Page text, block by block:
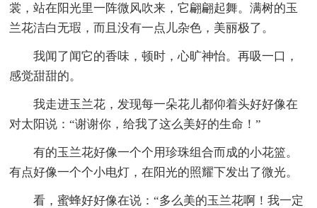
裳，站在阳光里一阵微风吹来，它翩翩起舞。满树的玉
兰花洁白无瑕，而且没有一点儿杂色，美丽极了。
我闻了闻它的香味，顿时，心旷神怡。再吸一口，
感觉甜甜的。
我走进玉兰花，发现每一朵花儿都仰着头好好像在
对太阳说：“谢谢你，给我了这么美好的生命！”
有的玉兰花好像一个个用珍珠组合而成的小花篮。
有点好像一个个小电灯，在阳光的照耀下发出了微光。
看，蜜蜂好好像在说：“多么美的玉兰花啊！我一定